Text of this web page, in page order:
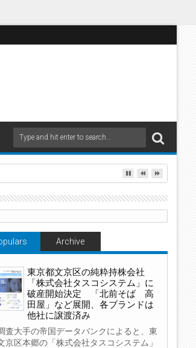
Archive
東京都文京区の純粋持株会社
「株式会社タスコシステム」に
破産開始決定 「北前そば 高
田屋」など展開、各ブランドは
他社に譲渡済み
査大手の帝国データバンクによると、東
京区本郷の「株式会社タスコシステム」